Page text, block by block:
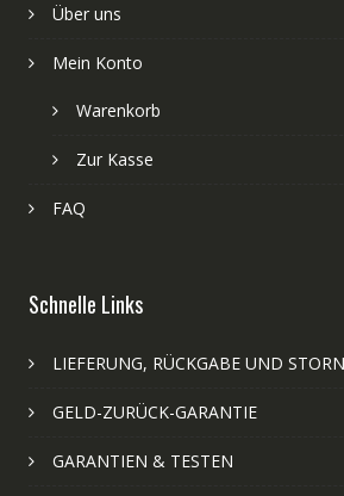
Über uns
Mein Konto
Warenkorb
Zur Kasse
FAQ
Schnelle Links
LIEFERUNG, RÜCKGABE UND
GELD-ZURÜCK-GARANTIE
GARANTIEN & TESTEN